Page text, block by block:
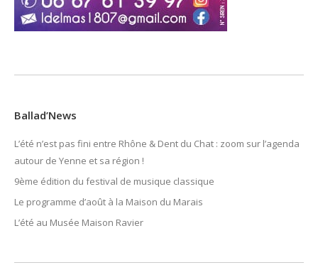
Ballad’News
L’été n’est pas fini entre Rhône & Dent du Chat : zoom sur l’agenda
autour de Yenne et sa région !
9ème édition du festival de musique classique
Le programme d’août à la Maison du Marais
L’été au Musée Maison Ravier